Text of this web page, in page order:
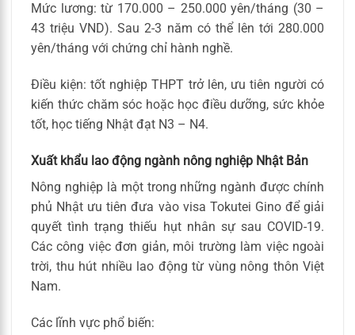
Mức lương: từ 170.000 – 250.000 yên/tháng (30 –
43 triệu VND). Sau 2-3 năm có thể lên tới 280.000
yên/tháng với chứng chỉ hành nghề.
Điều kiện: tốt nghiệp THPT trở lên, ưu tiên người có
kiến thức chăm sóc hoặc học điều dưỡng, sức khỏe
tốt, học tiếng Nhật đạt N3 – N4.
Xuất khẩu lao động ngành nông nghiệp Nhật Bản
Nông nghiệp là một trong những ngành được chính
phủ Nhật ưu tiên đưa vào visa Tokutei Gino để giải
quyết tình trạng thiếu hụt nhân sự sau COVID-19.
Các công việc đơn giản, môi trường làm việc ngoài
trời, thu hút nhiều lao động từ vùng nông thôn Việt
Nam.
Các lĩnh vực phổ biến: